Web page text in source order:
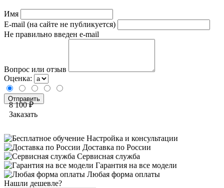
Имя
E-mail (на сайте не публикуется)
Не правильно введен e-mail
Вопрос или отзыв
Оценка:
8 100 ₽
Заказать
Настройка и консультации
Доставка по России
Сервисная служба
Гарантия на все модели
Любая форма оплаты
Нашли дешевле?